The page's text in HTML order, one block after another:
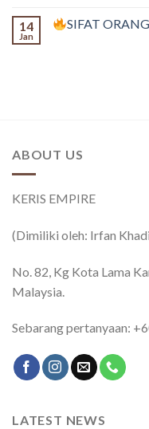
14
Jan
SIFAT
ABOUT US
KERIS EMPIRE
(Dimiliki oleh: Irfan
No. 82, Kg Kota Lama
Malaysia.
Sebarang pertanyaan:
LATEST NEWS